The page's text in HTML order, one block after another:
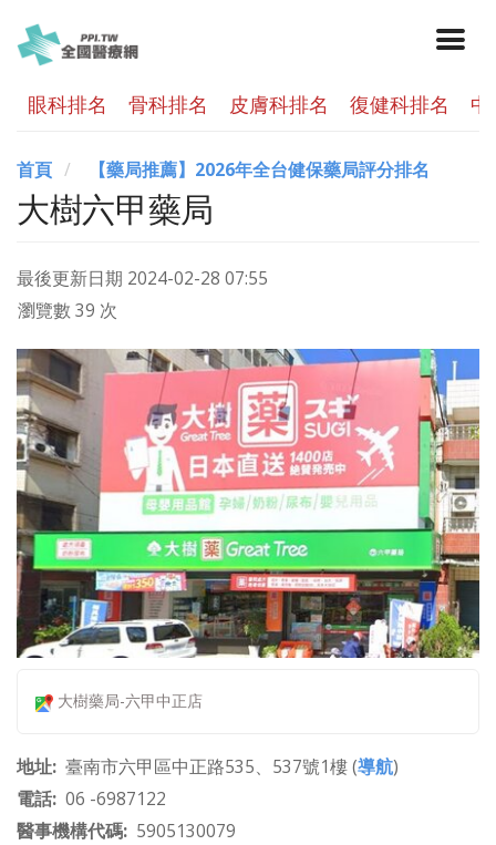
眼科排名 骨科排名 皮膚科排名 復健科排名
首頁 【藥局推薦】2026年全台健保藥局評分排名
大樹六甲藥局
最後更新日期 2024-02-28 07:55
瀏覽數 39 次
大樹藥局-六甲中正店
地址 臺南市六甲區中正路535、537號1樓 (導航)
電話 06 -6987122
醫事機構代碼 5905130079